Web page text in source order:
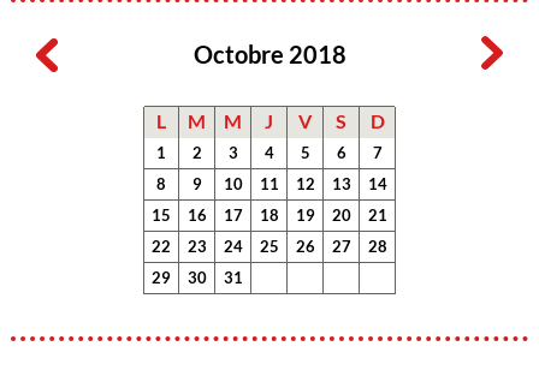
Octobre 2018
L M M J V S D
1 2 3 4 5 6
7
8
9 10 11 12 13
14
15
16 17 18 19 20
21
22
23 24 25 26 27
28
29
30 31